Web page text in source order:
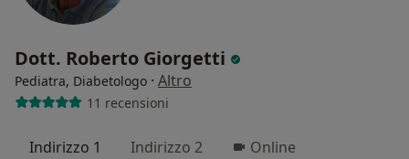
Dott. Roberto Giorgetti
Pediatra, Diabetologo · Altro
11 recensioni
Indirizzo 1 Indirizzo 2 Online